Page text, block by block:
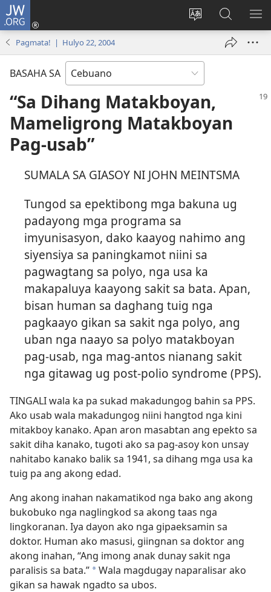
JW.ORG
Ilisi
pinulongan
sa
site
Log
ug
window)
Pangitaa
sa
JW.ORG
Pagmata! | Hulyo 22, 2004
BASAHA SA
“Sa Dihang Matakboyan,
Mameligrong Matakboyan
Pag-usab”
SUMALA SA GIASOY NI JOHN MEINTSMA
Tungod sa epektibong mga bakuna ug
padayong mga programa sa
imyunisasyon, dako kaayog nahimo ang
siyensiya sa paningkamot niini sa
pagwagtang sa polyo, nga usa ka
makapaluya kaayong sakit sa bata. Apan,
bisan human sa daghang tuig nga
pagkaayo gikan sa sakit nga polyo, ang
uban nga naayo sa polyo matakboyan
pag-usab, nga mag-antos nianang sakit
nga gitawag ug post-polio syndrome (PPS).
TINGALI wala ka pa sukad makadungog bahin sa PPS.
Ako usab wala makadungog niini hangtod nga kini
mitakboy kanako. Apan aron masabtan ang epekto sa
sakit diha kanako, tugoti ako sa pag-asoy kon unsay
nahitabo kanako balik sa 1941, sa dihang mga usa ka
tuig pa ang akong edad.
Ang akong inahan nakamatikod nga bako ang akong
bukobuko nga naglingkod sa akong taas nga
lingkoranan. Iya dayon ako nga gipaeksamin sa
doktor. Human ako masusi, giingnan sa doktor ang
akong inahan, “Ang imong anak dunay sakit nga
paralisis sa bata.” aWala magdugay naparalisar ako
gikan sa hawak ngadto sa ubos.